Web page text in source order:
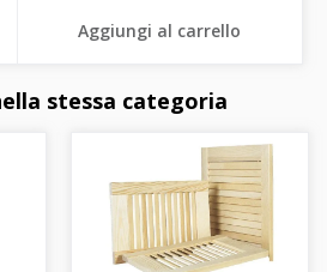
Aggiungi al carrello
stessa categoria